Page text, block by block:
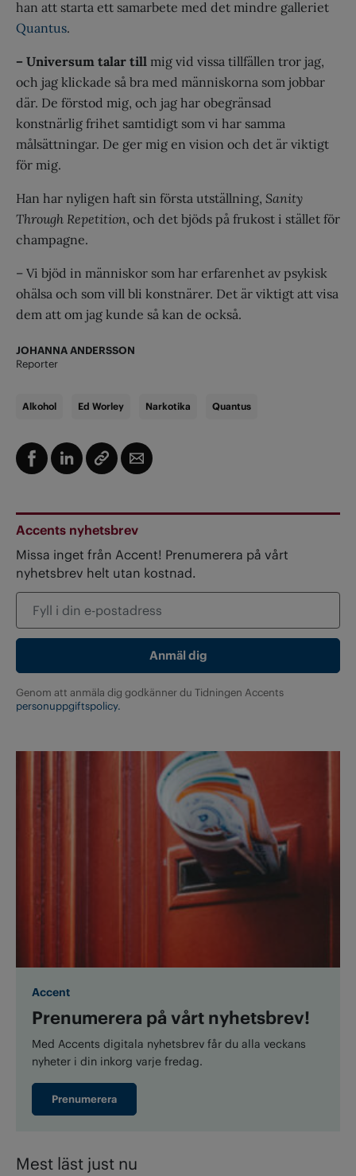
han att starta ett samarbete med det mindre galleriet
Quantus.
– Universum talar till mig vid vissa tillfällen tror jag,
och jag klickade så bra med människorna som jobbar
där. De förstod mig, och jag har obegränsad
konstnärlig frihet samtidigt som vi har samma
målsättningar. De ger mig en vision och det är viktigt
för mig.
Han har nyligen haft sin första utställning, Sanity
Through Repetition, och det bjöds på frukost i stället för
champagne.
– Vi bjöd in människor som har erfarenhet av psykisk
ohälsa och som vill bli konstnärer. Det är viktigt att visa
dem att om jag kunde så kan de också.
JOHANNA ANDERSSON
Reporter
Alkohol Ed Worley Narkotika Quantus
Accents nyhetsbrev
Missa inget från Accent! Prenumerera på vårt
nyhetsbrev helt utan kostnad.
Genom att anmäla dig godkänner du Tidningen Accents
personuppgiftspolicy.
Accent
Prenumerera på vårt nyhetsbrev!
Med Accents digitala nyhetsbrev får du alla veckans
nyheter i din inkorg varje fredag.
Prenumerera
Mest läst just nu